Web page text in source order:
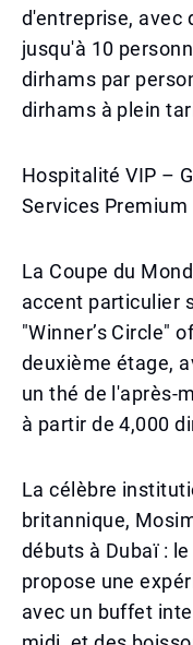
d'entreprise, avec
jusqu'à 10
dirhams par
dirhams à plein
Hospitalité VIP –
Services Premium
La Coupe du
accent particulier
"Winner’s Circle"
deuxième étage,
un thé de l'après-
à partir de 4,000
La célèbre
britannique,
débuts à Dubaï :
propose une
avec un buffet